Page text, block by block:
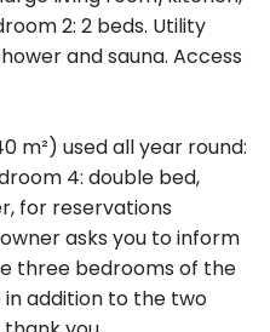
2: 2 beds. Utility
and sauna. Access
m²) used all year round:
4: double bed,
for reservations
asks you to inform
three bedrooms of the
in addition to the two